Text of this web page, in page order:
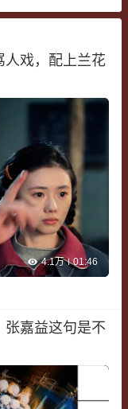
人戏，配上兰花
4.1万 01:46
张嘉益这句是不